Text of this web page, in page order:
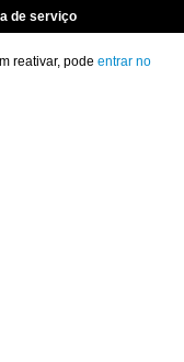
de serviço
reativar, pode entrar no